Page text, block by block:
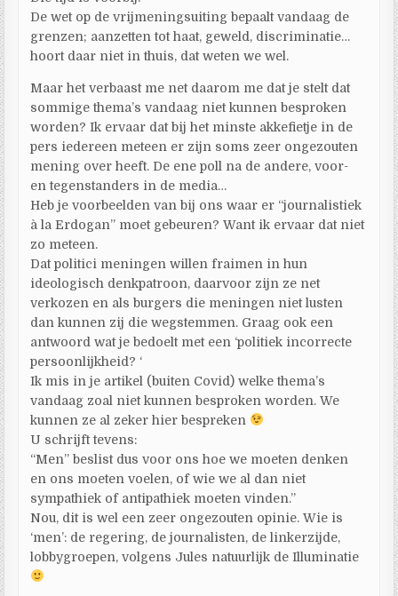
De wet op de vrijmeningsuiting bepaalt vandaag de
grenzen; aanzetten tot haat, geweld, discriminatie…
hoort daar niet in thuis, dat weten we wel.
Maar het verbaast me net daarom me dat je stelt dat
sommige thema’s vandaag niet kunnen besproken
worden? Ik ervaar dat bij het minste akkefietje in de
pers iedereen meteen er zijn soms zeer ongezouten
mening over heeft. De ene poll na de andere, voor-
en tegenstanders in de media…
Heb je voorbeelden van bij ons waar er “journalistiek
à la Erdogan” moet gebeuren? Want ik ervaar dat niet
zo meteen.
Dat politici meningen willen fraimen in hun
ideologisch denkpatroon, daarvoor zijn ze net
verkozen en als burgers die meningen niet lusten
dan kunnen zij die wegstemmen. Graag ook een
antwoord wat je bedoelt met een ‘politiek incorrecte
persoonlijkheid? ‘
Ik mis in je artikel (buiten Covid) welke thema’s
vandaag zoal niet kunnen besproken worden. We
kunnen ze al zeker hier bespreken
U schrijft tevens:
“Men” beslist dus voor ons hoe we moeten denken
en ons moeten voelen, of wie we al dan niet
sympathiek of antipathiek moeten vinden.”
Nou, dit is wel een zeer ongezouten opinie. Wie is
‘men’: de regering, de journalisten, de linkerzijde,
lobbygroepen, volgens Jules natuurlijk de Illuminatie